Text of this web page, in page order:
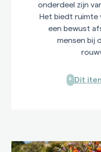
onderdeel zijn
Het biedt ruimte
een bewust
mensen bij
Dit